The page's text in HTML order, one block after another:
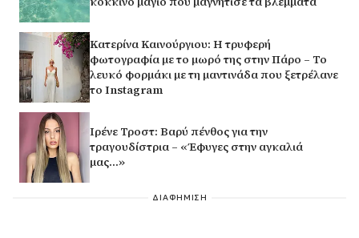
Κατερίνα Καινούργιου: Η τρυφερή
φωτογραφία με το μωρό της στην Πάρο – Το
λευκό φορμάκι με τη μαντινάδα που ξετρέλανε
το Instagram
Ιρένε Τροστ: Βαρύ πένθος για την
τραγουδίστρια – «Έφυγες στην αγκαλιά
μας…»
ΔΙΑΦΗΜΙΣΗ